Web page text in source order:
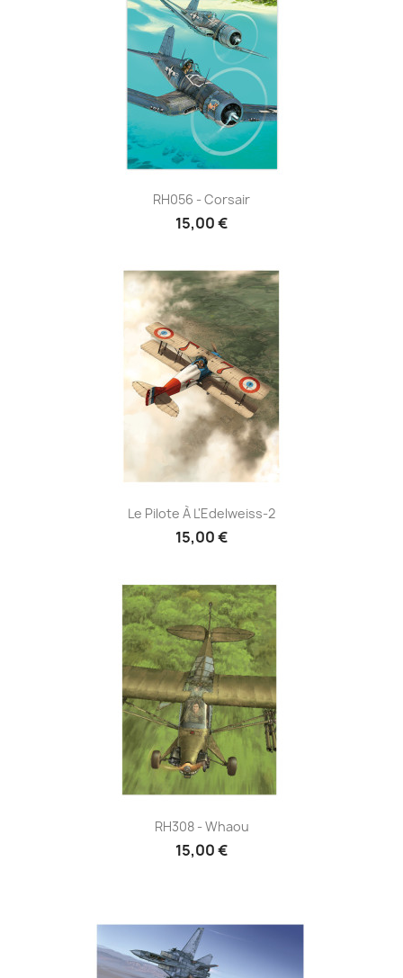
RH056 - Corsair
15,00 €
Le Pilote À L'Edelweiss-2
15,00 €
RH308 - Whaou
15,00 €